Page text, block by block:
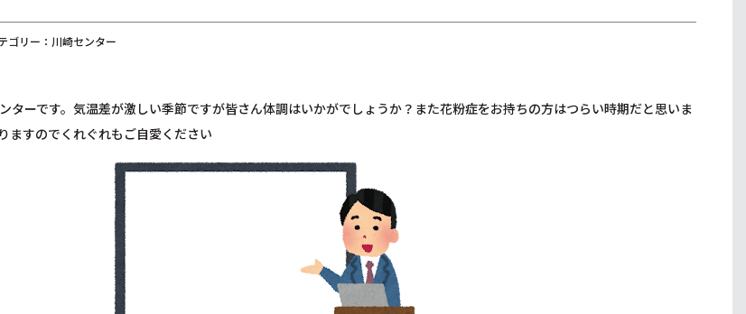
ゴリー：川崎センター
ターです。気温差が激しい季節ですが皆さん体調はいかがでしょうか？また花粉症をお持ちの方はつらい時期だと思いま
ますのでくれぐれもご自愛ください